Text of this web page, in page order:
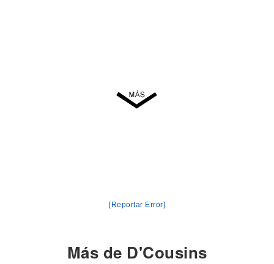
[Reportar Error]
Más de D'Cousins